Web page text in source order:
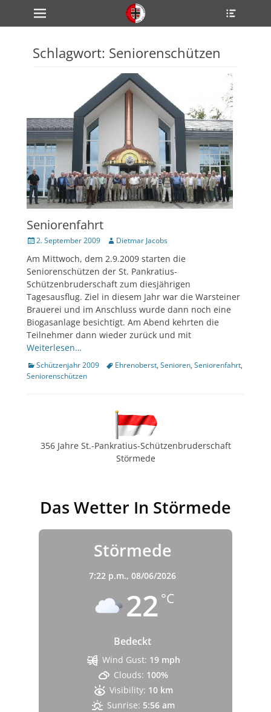
zum
Inhalt
Primärmenü
Schlagwort: Seniorenschützen
Seniorenfahrt
Veröffentlicht
2. September 2009 Author
Dietmar Jacobs
Am Mittwoch, dem 2.9.2009 starten die
Seniorenschützen der St. Pankratius-
Schützenbruderschaft zum diesjährigen
Tagesausflug. Ziel in diesem Jahr war die Warsteiner
Brauerei und im Anschluss wurde dann noch eine
Biogasanlage besichtigt. Am Abend kehrten die
Teilnehmer dann wieder zurück und mit
Weiterlesen…
Kategorien
Schützenjahr 2009 TagsEhrenoberst, Senioren, Seniorenfahrt,
Seniorenschützen
356 Jahre St.-Pankratius-Schützenbruderschaft
Störmede
Das Wetter In Störmede
Störmede
7:22 p.m., 08/06/2026
22 °C
Bedeckt
Wind Gust: 19 mph
Clouds: 100%
Visibility: 10 km
Sunrise: 5:56 am